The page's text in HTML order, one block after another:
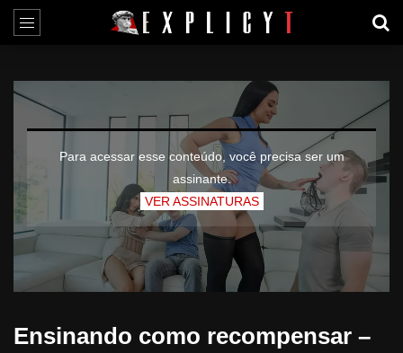
Para acessar esse conteúdo, você precisa ser um
assinante.
VER ASSINATURAS
Ensinando como recompensar –